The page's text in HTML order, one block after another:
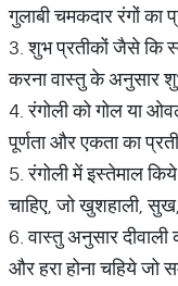
गुलाबी चमकदार रंगों का
3. शुभ प्रतीकों जैसे कि
करना वास्तु के अनुसार
4. रंगोली को गोल या
पूर्णता और एकता का
5. रंगोली में इस्तेमाल
चाहिए, जो खुशहाली,
6. वास्तु अनुसार
और हरा होना चहिये जो